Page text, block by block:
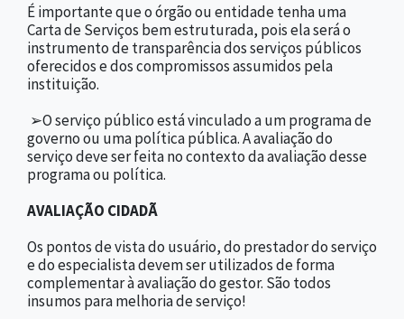
É importante que o órgão ou entidade tenha uma
Carta de Serviços bem estruturada, pois ela será o
instrumento de transparência dos serviços públicos
oferecidos e dos compromissos assumidos pela
instituição.
➢O serviço público está vinculado a um programa de
governo ou uma política pública. A avaliação do
serviço deve ser feita no contexto da avaliação desse
programa ou política.
AVALIAÇÃO CIDADÃ
Os pontos de vista do usuário, do prestador do serviço
e do especialista devem ser utilizados de forma
complementar à avaliação do gestor. São todos
insumos para melhoria de serviço!